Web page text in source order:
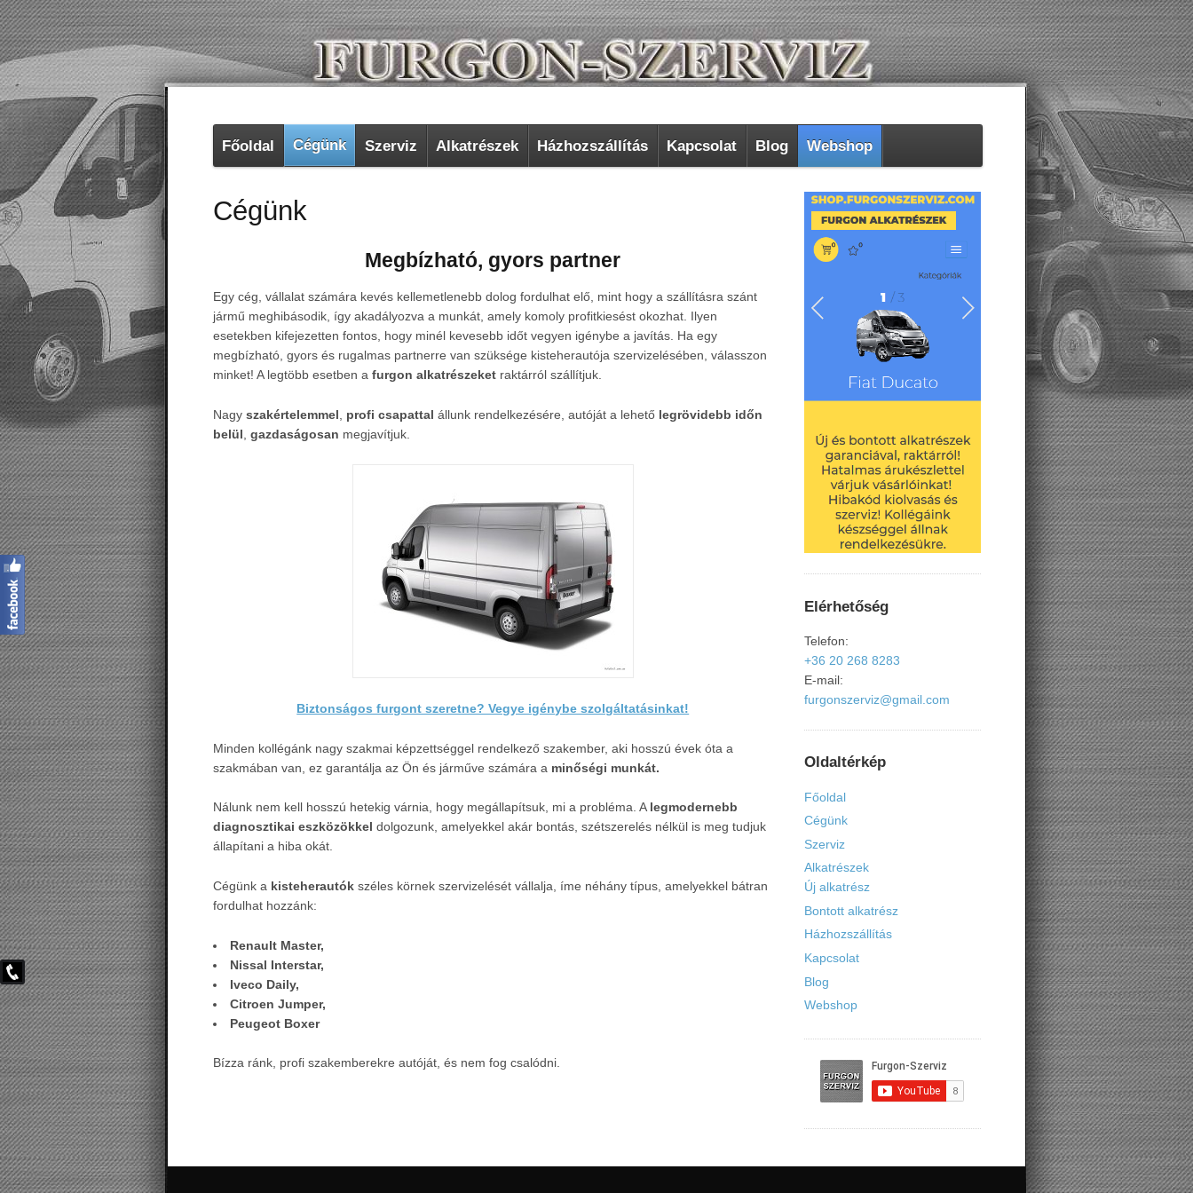
Főoldal Cégünk Szerviz Alkatrészek Házhozszállítás Kapcsolat Blog Webshop
Cégünk
Megbízható, gyors partner
Egy cég, vállalat számára kevés kellemetlenebb dolog fordulhat elő, mint hogy a szállításra szánt
jármű meghibásodik, így akadályozva a munkát, amely komoly profitkiesést okozhat. Ilyen
esetekben kifejezetten fontos, hogy minél kevesebb időt vegyen igénybe a javítás. Ha egy
megbízható, gyors és rugalmas partnerre van szüksége kisteherautója szervizelésében, válasszon
minket! A legtöbb esetben a furgon alkatrészeketraktárról szállítjuk.
Nagy szakértelemmel profi csapattal állunk rendelkezésére, autóját a lehető legrövidebb időn
belül gazdaságosan megjavítjuk.
Biztonságos furgont szeretne? Vegye igénybe szolgáltatásinkat!
Minden kollégánk nagy szakmai képzettséggel rendelkező szakember, aki hosszú évek óta a
szakmában van, ez garantálja az Ön és járműve számára a minőségi munkát.
Nálunk nem kell hosszú hetekig várnia, hogy megállapítsuk, mi a probléma. A legmodernebb
diagnosztikai eszközökkel dolgozunk, amelyekkel akár bontás, szétszerelés nélkül is meg tudjuk
állapítani a hiba okát.
Cégünk a kisteherautókszéles körnek szervizelését vállalja, íme néhány típus, amelyekkel bátran
fordulhat hozzánk:
Renault Master,
Nissal Interstar,
Iveco Daily,
Citroen Jumper,
Peugeot Boxer
Bízza ránk, profi szakemberekre autóját, és nem fog csalódni.
Elérhetőség
Telefon:
+36 20 268 8283
E-mail:
furgonszerviz@gmail.com
Oldaltérkép
Főoldal
Cégünk
Szerviz
Alkatrészek
Új alkatrész
Bontott alkatrész
Házhozszállítás
Kapcsolat
Blog
Webshop